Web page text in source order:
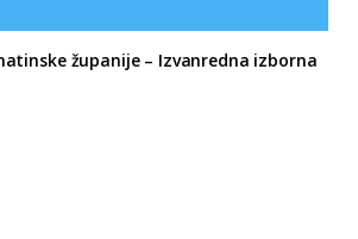
županije – Izvanredna izborna